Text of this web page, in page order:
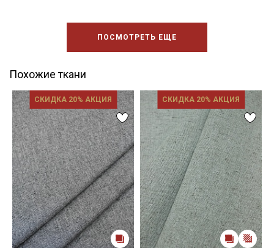
ПОСМОТРЕТЬ ЕЩЕ
Похожие ткани
СКИДКА 20% АКЦИЯ СКИДКА 20% АКЦИЯ